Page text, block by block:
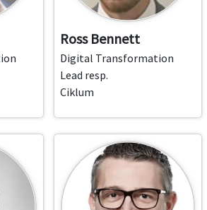
Ross Bennett
Digital Transformation
Lead resp.
Ciklum